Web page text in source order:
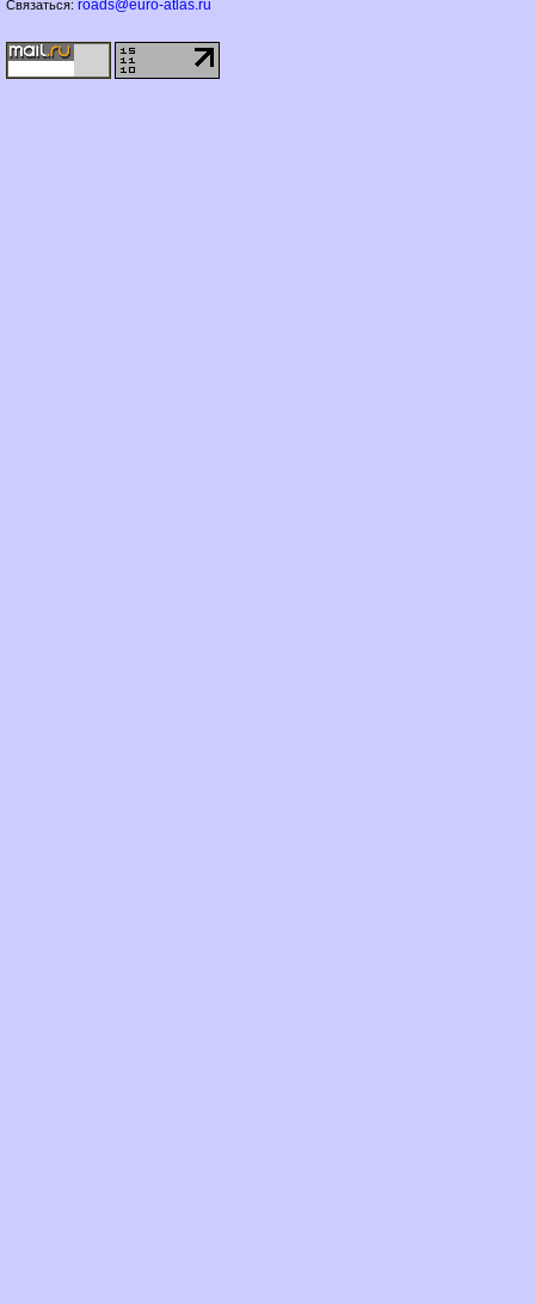
Связаться: roads@euro-atlas.ru